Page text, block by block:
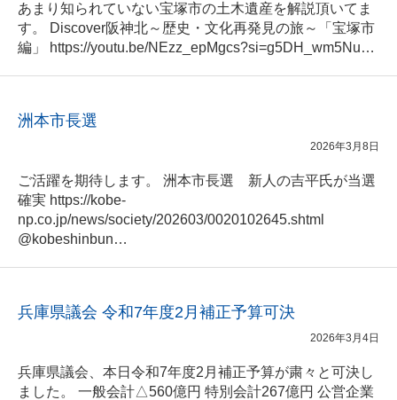
あまり知られていない宝塚市の土木遺産を解説頂いてま
す。 Discover阪神北～歴史・文化再発見の旅～「宝塚市
編」 https://youtu.be/NEzz_epMgcs?si=g5DH_wm5Nu…
洲本市長選
2026年3月8日
ご活躍を期待します。 洲本市長選 新人の吉平氏が当選
確実 https://kobe-
np.co.jp/news/society/202603/0020102645.shtml
@kobeshinbun…
兵庫県議会 令和7年度2月補正予算可決
2026年3月4日
兵庫県議会、本日令和7年度2月補正予算が粛々と可決し
ました。 一般会計△560億円 特別会計267億円 公営企業